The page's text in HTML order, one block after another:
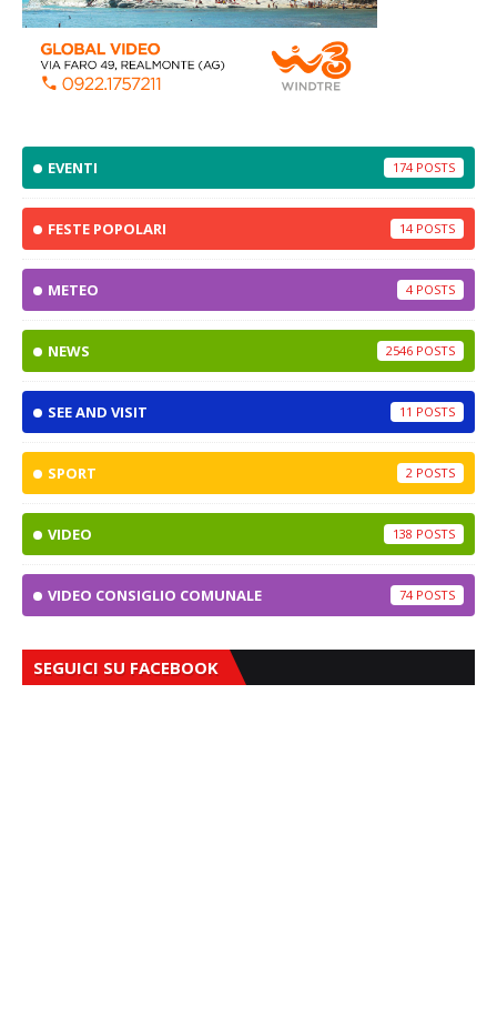
EVENTI 174
FESTE POPOLARI 14
METEO 4
NEWS 2546
SEE AND VISIT 11
SPORT 2
VIDEO 138
VIDEO CONSIGLIO COMUNALE 74
SEGUICI SU FACEBOOK